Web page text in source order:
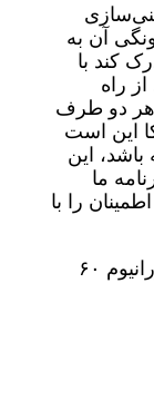
آن به
کند با
از راه
هر دو طرف
این است
این
ما
را با
اندرو انگلند: آیا هنوز ۴۰۸ کیلوگرم اورانیوم ۶۰